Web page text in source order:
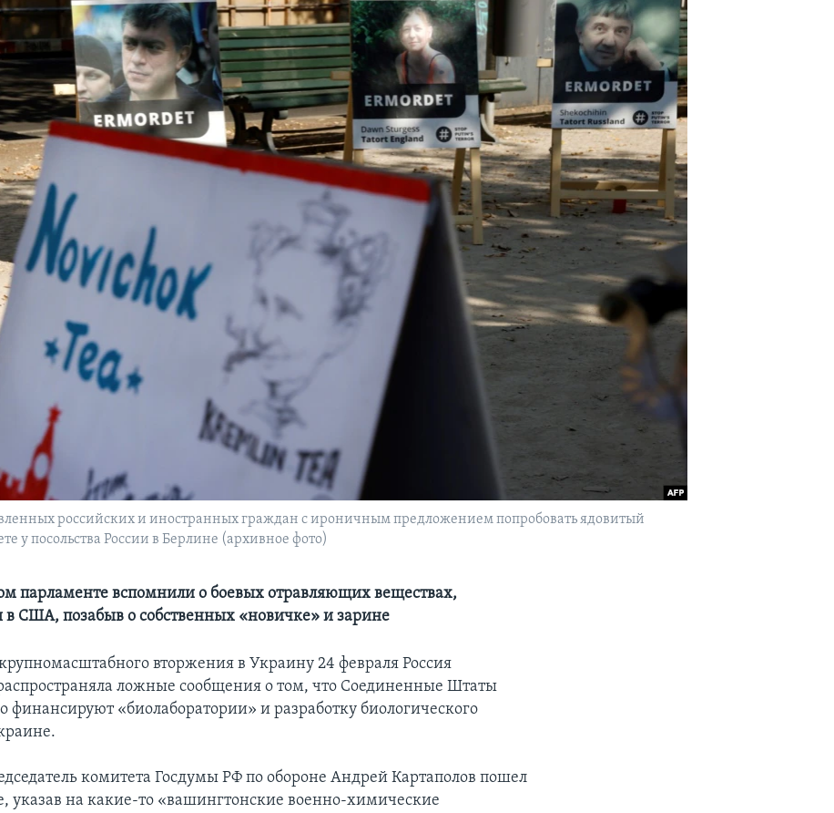
российских и иностранных граждан с ироничным предложением попробовать ядовитый
у посольства России в Берлине (архивное фото)
парламенте вспомнили о боевых отравляющих веществах,
в США, позабыв о собственных «новичке» и зарине
вторжения в Украину 24 февраля Россия
ложные сообщения о том, что Соединенные Штаты
финансируют «биолаборатории» и разработку биологического
комитета Госдумы РФ по обороне Андрей Картаполов пошел
указав на какие-то «вашингтонские военно-химические